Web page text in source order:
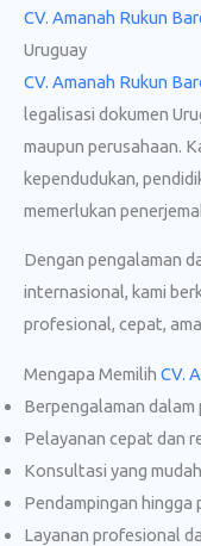
CV. Amanah Rukun
Uruguay
CV. Amanah Rukun
legalisasi dokumen
maupun perusahaan.
kependudukan,
memerlukan
Dengan pengalaman
internasional, kami
profesional, cepat,
Mengapa Memilih CV.
Berpengalaman
Pelayanan cepat dan
Konsultasi yang
Pendampingan hingga
Layanan profesional